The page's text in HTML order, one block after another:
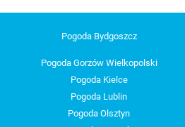
Pogoda Bydgoszcz
Pogoda Gorzów Wielkopolski
Pogoda Kielce
Pogoda Lublin
Pogoda Olsztyn